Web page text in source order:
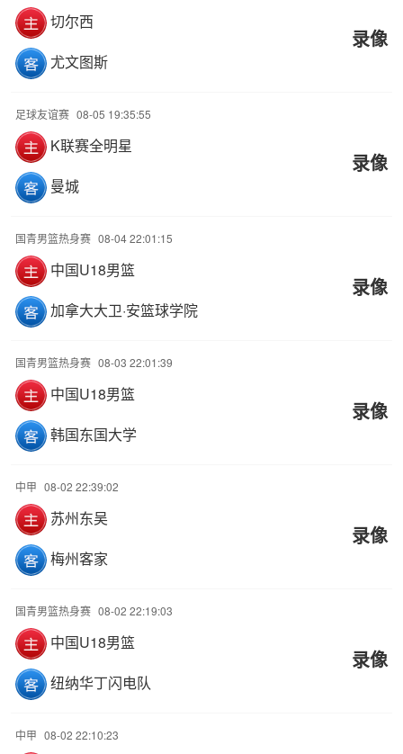
切尔西
尤文图斯
录像
足球友谊赛 08-05 19:35:55
K联赛全明星
曼城
录像
国青男篮热身赛 08-04 22:01:15
中国U18男篮
加拿大大卫·安篮球学院
录像
国青男篮热身赛 08-03 22:01:39
中国U18男篮
韩国东国大学
录像
中甲 08-02 22:39:02
苏州东吴
梅州客家
录像
国青男篮热身赛 08-02 22:19:03
中国U18男篮
纽纳华丁闪电队
录像
中甲 08-02 22:10:23